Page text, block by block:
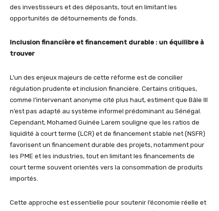
des investisseurs et des déposants, tout en limitant les
opportunités de détournements de fonds.
Inclusion financière et financement durable : un équilibre à
trouver
L’un des enjeux majeurs de cette réforme est de concilier
régulation prudente et inclusion financière. Certains critiques,
comme l’intervenant anonyme cité plus haut, estiment que Bâle III
n’est pas adapté au système informel prédominant au Sénégal.
Cependant, Mohamed Guinée Larem souligne que les ratios de
liquidité à court terme (LCR) et de financement stable net (NSFR)
favorisent un financement durable des projets, notamment pour
les PME et les industries, tout en limitant les financements de
court terme souvent orientés vers la consommation de produits
importés.
Cette approche est essentielle pour soutenir l’économie réelle et